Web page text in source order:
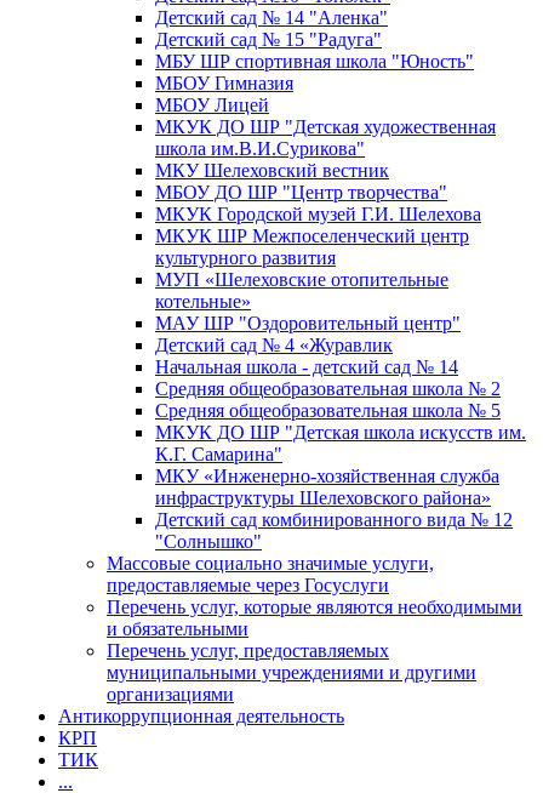
Детский сад № 14 "Аленка"
Детский сад № 15 "Радуга"
МБУ ШР спортивная школа "Юность"
МБОУ Гимназия
МБОУ Лицей
МКУК ДО ШР "Детская художественная
школа им.В.И.Сурикова"
МКУ Шелеховский вестник
МБОУ ДО ШР "Центр творчества"
МКУК Городской музей Г.И. Шелехова
МКУК ШР Межпоселенческий центр
культурного развития
МУП «Шелеховские отопительные
котельные»
МАУ ШР "Оздоровительный центр"
Детский сад № 4 «Журавлик
Начальная школа - детский сад № 14
Средняя общеобразовательная школа № 2
Средняя общеобразовательная школа № 5
МКУК ДО ШР "Детская школа искусств им.
К.Г. Самарина"
МКУ «Инженерно-хозяйственная служба
инфраструктуры Шелеховского района»
Детский сад комбинированного вида № 12
"Солнышко"
Массовые социально значимые услуги,
предоставляемые через Госуслуги
Перечень услуг, которые являются необходимыми
и обязательными
Перечень услуг, предоставляемых
муниципальными учреждениями и другими
организациями
Антикоррупционная деятельность
КРП
ТИК
...